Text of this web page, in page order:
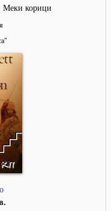
Меки корици
"